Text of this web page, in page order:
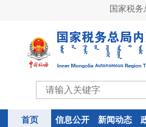
国家税务
首页 信息公开 新闻动态
首页 信息公开 新闻动态